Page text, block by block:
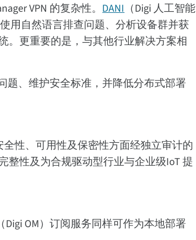
VPN 的复杂性。DANI（Digi 人工智能
用自然语言排查问题、分析设备群并获
。更重要的是，与其他行业解决方案相
题、维护安全标准，并降低分布式部署
全性、可用性及保密性方面经独立审计的
整性及为合规驱动型行业与企业级IoT 提
Digi OM）订阅服务同样可作为本地部署